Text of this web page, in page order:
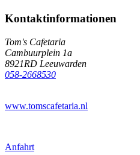
Kontaktinformationen
Tom's Cafetaria
Cambuurplein 1a
8921RD Leeuwarden
058-2668530
www.tomscafetaria.nl
Anfahrt